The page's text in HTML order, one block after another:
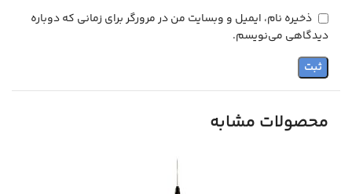
ذخیره نام، ایمیل و وبسایت من در مرورگر برای زمانی که دوباره
دیدگاهی می‌نویسم.
محصولات مشابه